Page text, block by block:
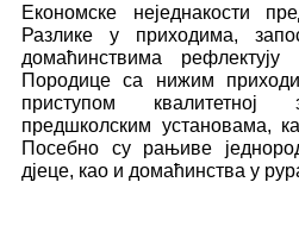
Економске неједнакости
Разлике у приходима,
домаћинствима
Породице са нижим
приступом квалитетној
предшколским установама,
Посебно су рањиве
дјеце, као и домаћинства у